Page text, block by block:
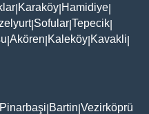
Karaköy Hamidiye
| Sofular Tepecik
Akören Kaleköy Kavakli
Pinarbaşi Bartin Vezirköprü